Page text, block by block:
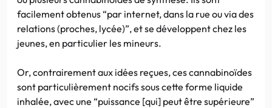
facilement obtenus “par internet, dans la rue ou via des
relations (proches, lycée)”, et se développent chez les
jeunes, en particulier les mineurs.
Or, contrairement aux idées reçues, ces cannabinoïdes
sont particulièrement nocifs sous cette forme liquide
inhalée, avec une “puissance [qui] peut être supérieure”